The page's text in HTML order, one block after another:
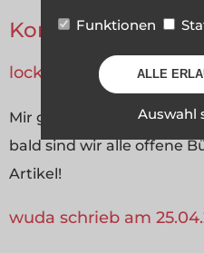
Kommentare
locke schrieb am
Mir gefällt gar nicht, wie
bald sind wir alle offene
Artikel!
wuda schrieb am
Funktionen
ALLE
Auswahl